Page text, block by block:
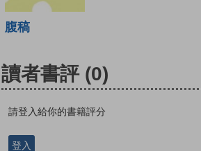
腹稿
讀者書評 (0)
請登入給你的書籍評分
登入